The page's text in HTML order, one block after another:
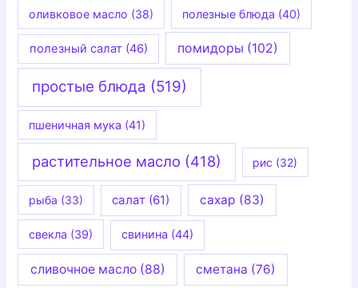
оливковое масло (38) полезные блюда (40)
полезный салат(46) помидоры (102)
простые блюда (519)
пшеничная мука (41)
растительное масло (418) рис (32)
рыба (33) салат (61) сахар (83)
свекла (39) свинина (44)
сливочное масло(88) сметана (76)